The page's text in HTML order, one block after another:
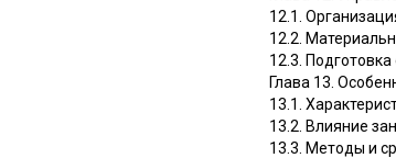
12.1.
12.2.
12.3.
Глава 13.
13.1.
13.2. Влияние
13.3. Методы и